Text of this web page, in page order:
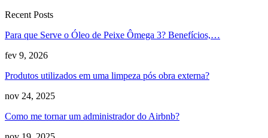
Recent Posts
Para que Serve o Óleo de Peixe Ômega 3? Benefícios,…
fev 9, 2026
Produtos utilizados em uma limpeza pós obra externa?
nov 24, 2025
Como me tornar um administrador do Airbnb?